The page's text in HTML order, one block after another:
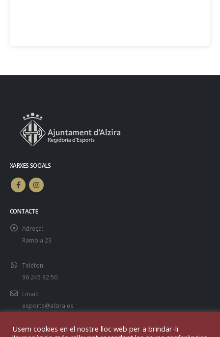
Adreça:
Rambla 23
96 245 92 50
Email:
esports@alzira.es
Usem cookies en el nostre lloc web per a brindar-li